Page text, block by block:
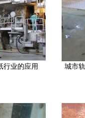
行业的应用
城市